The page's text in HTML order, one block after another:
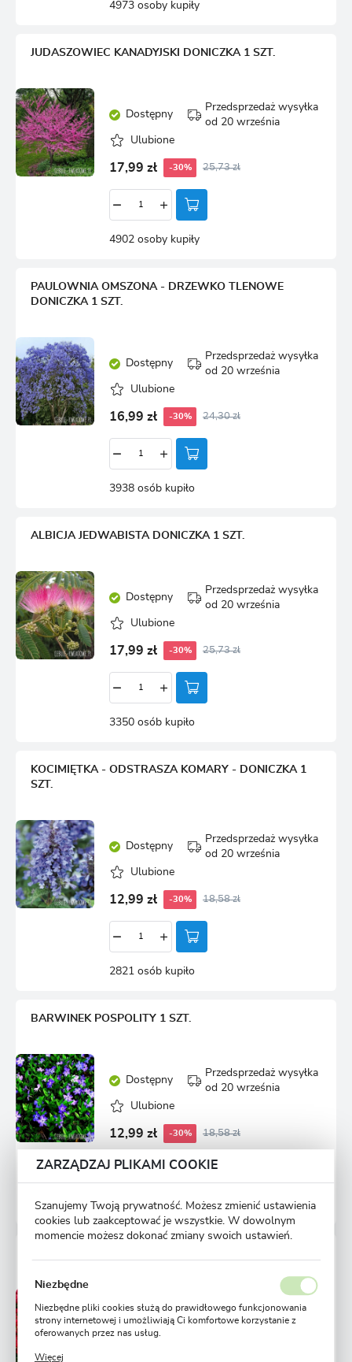
4973 osoby kupiły
JUDASZOWIEC KANADYJSKI DONICZKA 1 SZT.
Dostępny
Przedsprzedaż wysyłka
od 20 września
Ulubione
17,99 zł -30% 25,73 zł
4902 osoby kupiły
PAULOWNIA OMSZONA - DRZEWKO TLENOWE
DONICZKA 1 SZT.
Dostępny
Przedsprzedaż wysyłka
od 20 września
Ulubione
16,99 zł -30% 24,30 zł
3938 osób kupiło
ALBICJA JEDWABISTA DONICZKA 1 SZT.
Dostępny
Przedsprzedaż wysyłka
od 20 września
Ulubione
17,99 zł -30% 25,73 zł
3350 osób kupiło
KOCIMIĘTKA - ODSTRASZA KOMARY - DONICZKA 1
SZT.
Dostępny
Przedsprzedaż wysyłka
od 20 września
Ulubione
12,99 zł -30% 18,58 zł
2821 osób kupiło
BARWINEK POSPOLITY 1 SZT.
Dostępny
Przedsprzedaż wysyłka
od 20 września
Ulubione
12,99 zł -30% 18,58 zł
2135 osób kupiło
Dostępny
Przedsprzedaż wysyłka
od 20 września
Ulubione
ZARZĄDZAJ PLIKAMI COOKIE
Szanujemy Twoją prywatność. Możesz zmienić ustawienia
cookies lub zaakceptować je wszystkie. W dowolnym
momencie możesz dokonać zmiany swoich ustawień.
Niezbędne
Niezbędne pliki cookies służą do prawidłowego funkcjonowania
strony internetowej i umożliwiają Ci komfortowe korzystanie z
oferowanych przez nas usług.
Więcej